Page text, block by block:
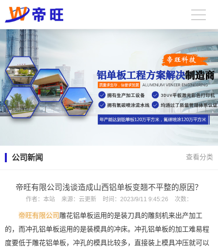
公司新闻 查看分类
帝旺有限公司浅谈造成山西铝单板变翘不平整的原因？
作者： 本站 来源： 云更新 时间： 2023/9/11 9:45:26 次数：
帝旺有限公司雕花铝单板运用的是装刀具的雕刻机来出产加工
的，而冲孔铝单板运用的是装模具的冲床。冲孔铝单板的加工难易程
度要低于雕花铝单板，冲孔的模具比较多，直接装上模具冲压就可以